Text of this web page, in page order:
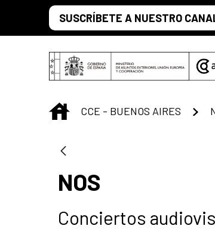
Saltar al contenido principal
SUSCRÍBETE A NUESTRO
INICIO
CCE - BUENOS AIRES
NOS
Conciertos